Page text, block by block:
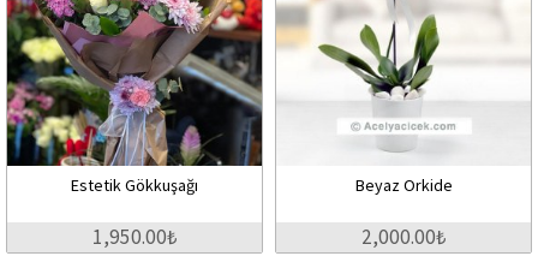
Estetik Gökkuşağı
1,950.00₺
Beyaz Orkide
2,000.00₺